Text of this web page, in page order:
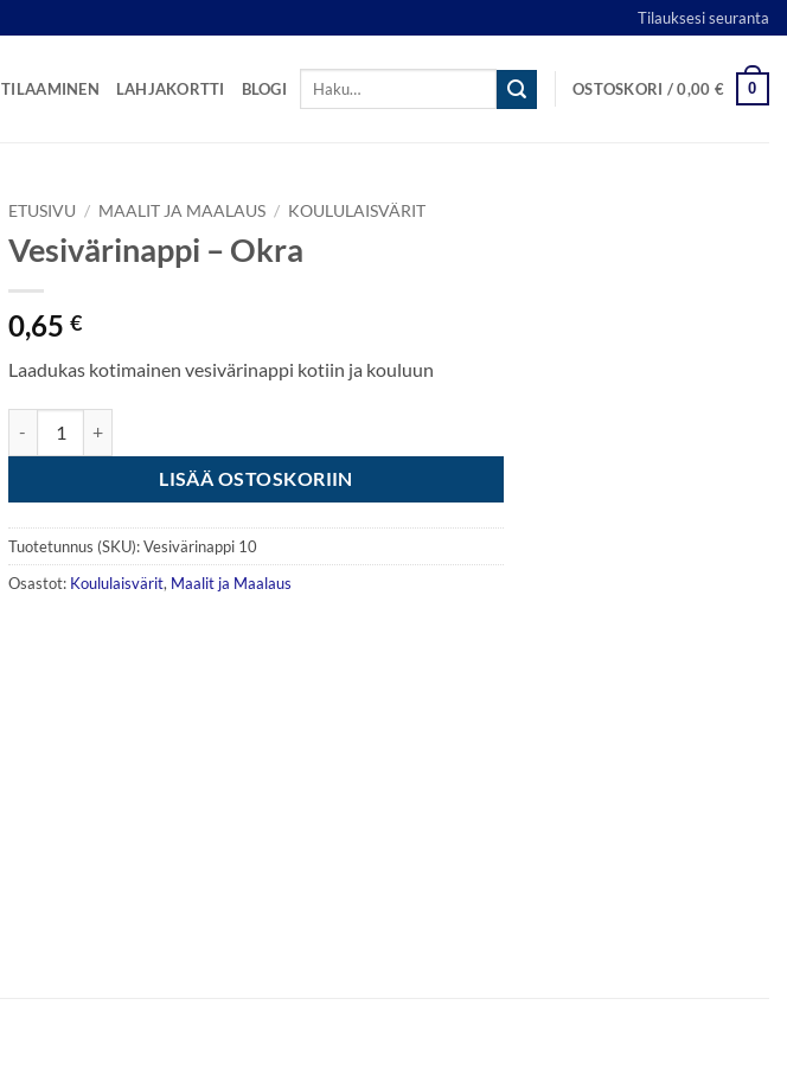
Tilauksesi seuranta
TILAAMINEN LAHJAKORTTI BLOGI
Etsi:
OSTOSKORI /0,00 € 0
ETUSIVU / MAALIT JA MAALAUS / KOULULAISVÄRIT
Vesivärinappi – Okra
0,65 €
Laadukas kotimainen vesivärinappi kotiin ja kouluun
LISÄÄ OSTOSKORIIN
Tuotetunnus (SKU):Vesivärinappi 10
Osastot: Koululaisvärit, Maalit ja Maalaus